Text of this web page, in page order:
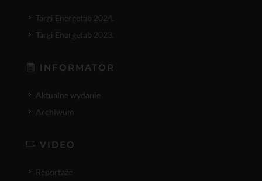
Targi Energetab 2024.
Targi Energetab 2023.
INFORMATOR
Aktualne wydanie
Archiwum
VIDEO
Reportaże